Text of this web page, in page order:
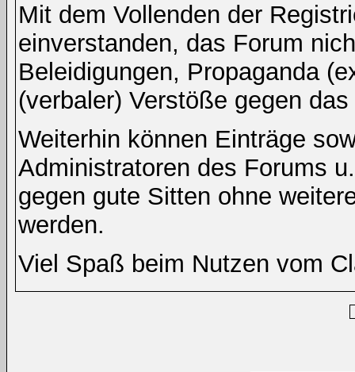
Mit dem Vollenden der
einverstanden, das Forum
Beleidigungen, Propaganda
(verbaler) Verstöße gegen
Weiterhin können Einträge
Administratoren des Forums
gegen gute Sitten ohne
werden.
Viel Spaß beim Nutzen vom